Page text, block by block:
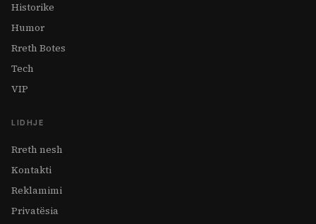
Historike
Humor
Rreth Botes
Tech
VIP
LIDHJE
Rreth nesh
Kontakti
Reklamimi
Privatësia